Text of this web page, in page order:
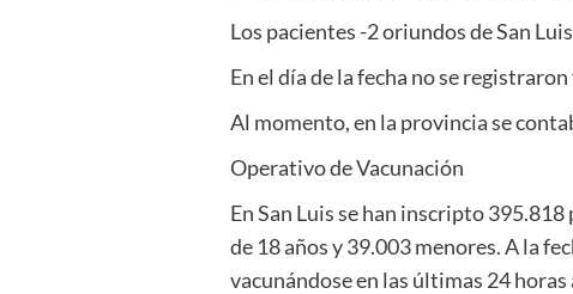
Los pacientes -2 oriundos de San
En el día de la fecha no se
Al momento, en la provincia se
Operativo de Vacunación
En San Luis se han inscripto
de 18 años y 39.003 menores. A la
vacunándose en las últimas 24